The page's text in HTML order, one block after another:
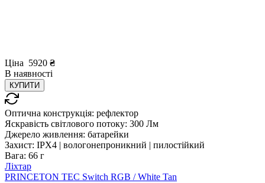
Ціна 5920 ₴
В наявності
КУПИТИ
Оптична конструкція: рефлектор
Яскравість світлового потоку: 300 Лм
Джерело живлення: батарейки
Захист: IPX4 | вологонепроникний | пилостійкий
Вага: 66 г
Ліхтар
PRINCETON TEC Switch RGB / White Tan